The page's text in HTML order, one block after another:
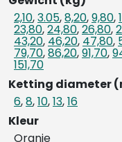
2,10,3.05,8,20,9,80,
23,80,24,80,26,80,
43,20, 46,20, 47,80,
79,70,86,20,91,70,
151,70
Ketting diameter
6,8,10,13,16
Kleur
Oranje